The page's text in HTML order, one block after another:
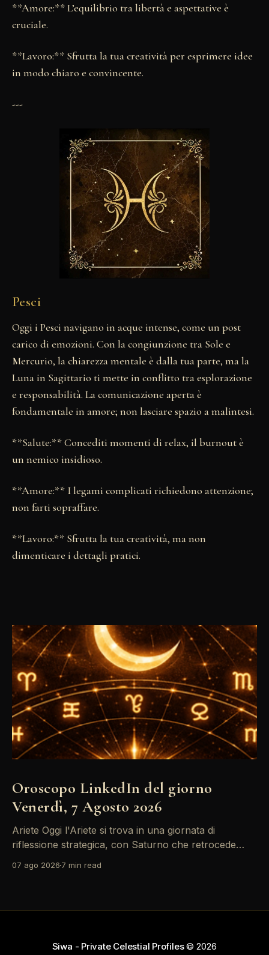
**Amore:** L’equilibrio tra libertà e aspettative è
cruciale.
**Lavoro:** Sfrutta la tua creatività per esprimere idee
in modo chiaro e convincente.
---
Pesci
Oggi i Pesci navigano in acque intense, come un post
carico di emozioni. Con la congiunzione tra Sole e
Mercurio, la chiarezza mentale è dalla tua parte, ma la
Luna in Sagittario ti mette in conflitto tra esplorazione
e responsabilità. La comunicazione aperta è
fondamentale in amore; non lasciare spazio a malintesi.
**Salute:** Concediti momenti di relax, il burnout è
un nemico insidioso.
**Amore:** I legami complicati richiedono attenzione;
non farti sopraffare.
**Lavoro:** Sfrutta la tua creatività, ma non
dimenticare i dettagli pratici.
Oroscopo LinkedIn del giorno
Venerdì, 7 Agosto 2026
Ariete Oggi l'Ariete si trova in una giornata di
riflessione strategica, con Saturno che retrocede
riconsiderare il tuo personal brand e l'engagement
07 ago 2026 7 min read
Siwa - Private Celestial Profiles© 2026